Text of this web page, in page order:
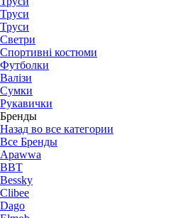
Труси
Труси
Светри
Спортивні костюми
Футболки
Валізи
Сумки
Рукавички
Бренды
Назад во все категории
Все Бренды
Apawwa
BBT
Bessky
Clibee
Dago